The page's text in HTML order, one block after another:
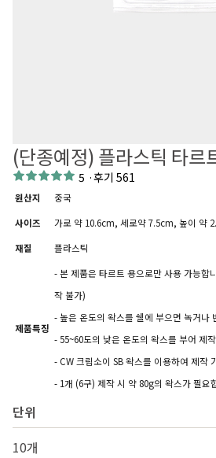
(단종예정) 플라스틱 타르
5 ·후기 561
원산지
중국
사이즈
가로 약 10.6cm, 세로약 7.5cm, 높이 약
재질
플라스틱
제품특징
- 본 제품은 타르트 용으로만 사용 가능합
작 불가)
- 높은 온도의 왁스를 쉘에 부으면 녹거나
- 55~60도의 낮은 온도의 왁스를 부어 제
- CW 크림소이 SB 왁스를 이용하여 제작
- 1개 (6구) 제작 시 약 80g의 왁스가 필요
단위
10개